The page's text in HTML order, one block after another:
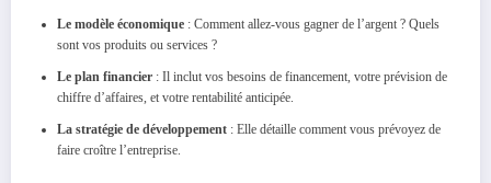
Le modèle économique : Comment allez-vous gagner de l’argent ? Quels
sont vos produits ou services ?
Le plan financier : Il inclut vos besoins de financement, votre prévision de
chiffre d’affaires, et votre rentabilité anticipée.
La stratégie de développement : Elle détaille comment vous prévoyez de
faire croître l’entreprise.